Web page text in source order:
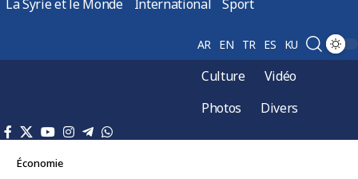
La Syrie et le Monde International Sport
AR EN TR ES KU
Culture
Vidéo
Photos
Divers
Économie